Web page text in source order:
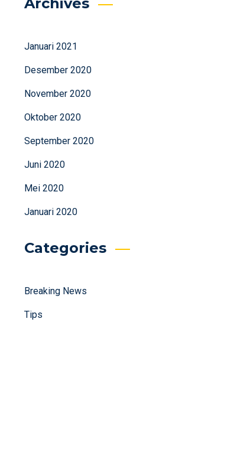
Januari 2021
Desember 2020
November 2020
Oktober 2020
September 2020
Juni 2020
Mei 2020
Januari 2020
Categories
Breaking News
Tips